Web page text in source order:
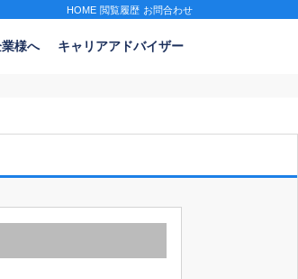
HOME 閲覧履歴 お問合わせ
様へ キャリアアドバイザー